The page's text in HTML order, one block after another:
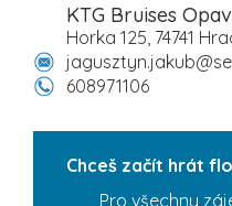
KTG Bruises
Horka 125, 74741
608971106
Chceš začít hrát
Pro všechny